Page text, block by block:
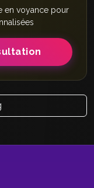
en voyance pour